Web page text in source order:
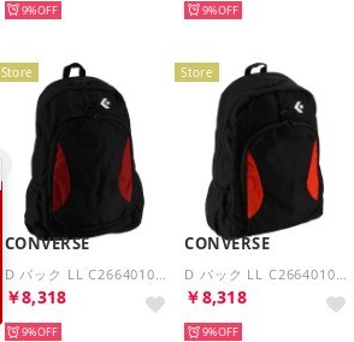
9% 9%
Store
CONVERSE
￥8,318
9%
Store
CONVERSE
￥8,318
9%